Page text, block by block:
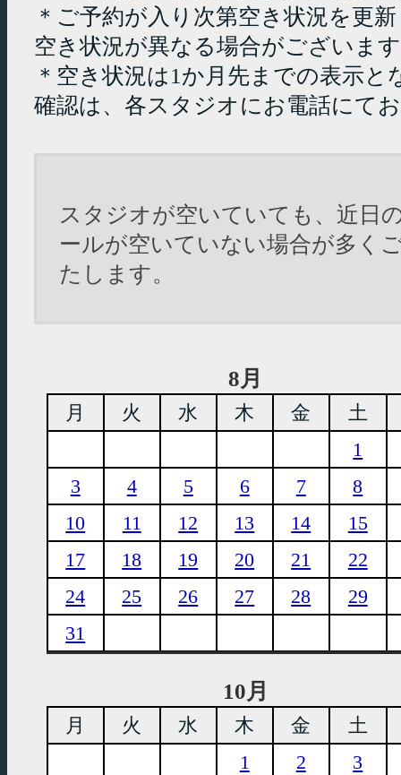
＊ご予約が入り次第空き状況を更
空き状況が異なる場合がございま
＊空き状況は1か月先までの表示
確認は、各スタジオにお電話にて
スタジオが空いていても、近日
ールが空いていない場合が多く
たします。
8月
月 火 水 木 金
土
1
3
4 5 6 7
8
10
11 12 13 14
15
17
18 19 20 21
22
24
25 26 27 28
29
31
10月
月 火 水 木 金
土
1
2
3